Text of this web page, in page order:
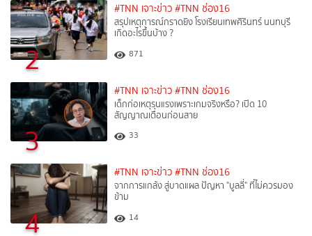
2
#TNN เจาะข่าว #TNN ช่อง16
สรุปเหตุการณ์กราดยิง โรงเรียนเทพศิรินทร์ นนทบุรี
เกิดอะไรขึ้นบ้าง ?
871
3
#TNN เจาะข่าว #TNN ช่อง16
เด็กก่อเหตุรุนแรงเพราะเกมจริงหรือ? เปิด 10
สัญญาณเตือนก่อนสาย
33
4
#TNN เจาะข่าว #TNN ช่อง16
จากการแกล้ง สู่บาดแผล ปัญหา "บูลลี่" ที่ไม่ควรมอง
ข้าม
14